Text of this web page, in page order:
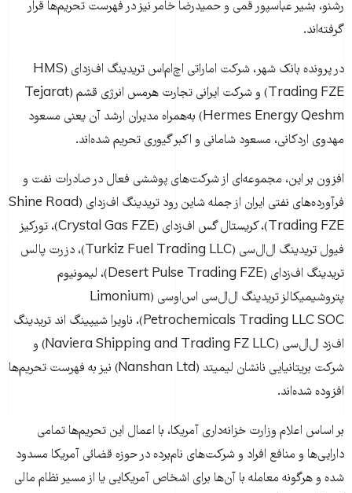
رشنو، بشیر عباسپور قمی و حمیدرضا خامر نیز در فهرست تحریم‌ها قرار
گرفته‌اند.
در پرونده بانک شهر، شرکت اماراتی اچ‌ام‌اس تریدینگ اف‌زد‌ای (HMS
Trading FZE) و شرکت ایرانی تجارت هرمس انرژی قشم (Tejarat
Hermes Energy Qeshm) به‌همراه مدیران ارشد آن یعنی مسعود
مهدوی اردکانی، مسعود شامانی و اکبر گیوری تحریم شده‌اند.
افزون بر این، مجموعه‌ای از شرکت‌های پوششی فعال در صادرات نفت و
فرآورده‌های نفتی ایران از جمله شاین رود تریدینگ اف‌زد‌ای (Shine Road
Trading FZE)، کریستال گس اف‌زد‌ای (Crystal Gas FZE)، تورکیز
فیول تریدینگ ال‌ال‌سی (Turkiz Fuel Trading LLC)، دزرت پالس
تریدینگ اف‌زد‌ای (Desert Pulse Trading FZE)، لیمونیوم
پتروشیمیکالز تریدینگ ال‌ال‌سی اس‌اوسی (Limonium
Petrochemicals Trading LLC SOC)، ناویرا شیپینگ اند تریدینگ
اف‌زد ال‌ال‌سی (Naviera Shipping and Trading FZ LLC) و
شرکت بریتانیایی نانشان لیمیتد (Nanshan Ltd) نیز به فهرست تحریم‌ها
افزوده شده‌اند.
بر اساس اعلام وزارت خزانه‌داری آمریکا، با اعمال این تحریم‌ها تمامی
دارایی‌ها و منافع افراد و شرکت‌های نام‌برده در حوزه قضائی آمریکا مسدود
شده و هرگونه معامله با آن‌ها برای اشخاص آمریکایی یا از مسیر نظام مالی